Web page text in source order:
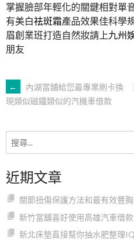
掌握臉部年輕化的關鍵相對單
有美白祛斑霜產品效果佳科學
眉創業班打造自然妝請上九州
朋友
文
章
導
覽
←
內湖當舖給您最專業刷卡換
現類似磁鐵類似的汽機車借款
近期文章
關節扭傷保護方法和最有效豐
新竹當舖喜好使用高雄汽車借
新北床墊直接幫你抽水肥整理